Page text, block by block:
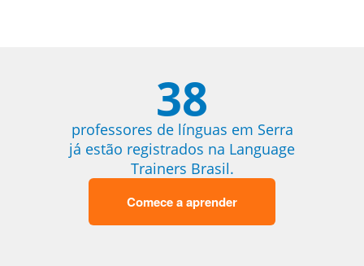
38
professores de línguas em Serra
já estão registrados na Language
Trainers Brasil.
Comece a aprender